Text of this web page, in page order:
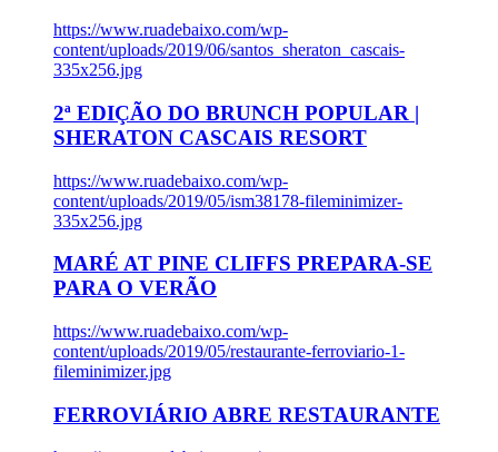
https://www.ruadebaixo.com/wp-
content/uploads/2019/06/santos_sheraton_cascais-
335x256.jpg
2ª EDIÇÃO DO BRUNCH POPULAR |
SHERATON CASCAIS RESORT
https://www.ruadebaixo.com/wp-
content/uploads/2019/05/ism38178-fileminimizer-
335x256.jpg
MARÉ AT PINE CLIFFS PREPARA-SE
PARA O VERÃO
https://www.ruadebaixo.com/wp-
content/uploads/2019/05/restaurante-ferroviario-1-
fileminimizer.jpg
FERROVIÁRIO ABRE RESTAURANTE